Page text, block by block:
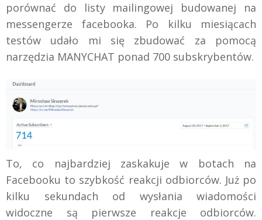
porównać do listy mailingowej budowanej na
messengerze facebooka. Po kilku miesiącach
testów udało mi się zbudować za pomocą
narzędzia MANYCHAT ponad 700 subskrybentów.
To, co najbardziej zaskakuje w botach na
Facebooku to szybkość reakcji odbiorców. Już po
kilku sekundach od wysłania wiadomości
widoczne są pierwsze reakcje odbiorców.